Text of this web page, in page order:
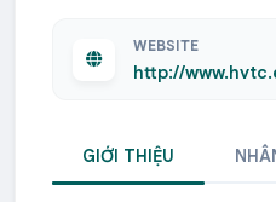
WEBSITE
http://
GIỚI THIỆU